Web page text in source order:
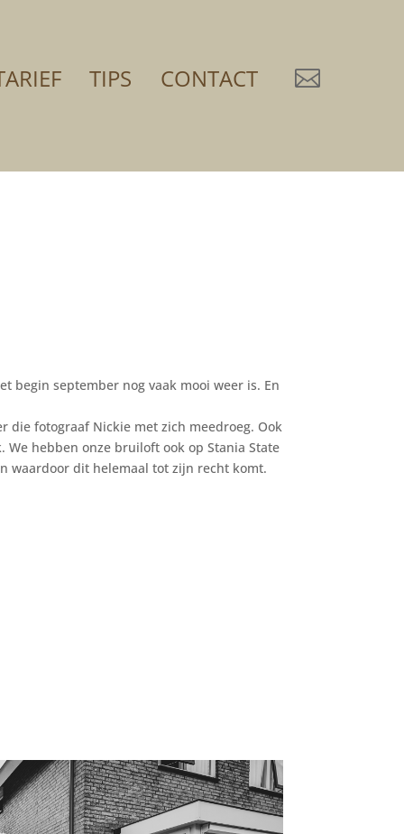
TIPS CONTACT 
begin september nog vaak mooi weer is. En
die fotograaf Nickie met zich meedroeg. Ook
hebben onze bruiloft ook op Stania State
waardoor dit helemaal tot zijn recht komt.